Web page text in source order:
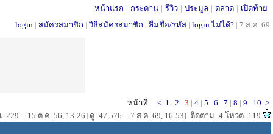
หน้าแรก | กระดาน | รีวิว | ประมูล | ตลาด | เปิดท้าย
login | สมัครสมาชิก | วิธีสมัครสมาชิก | ลืมชื่อ/รหัส | login ไม่ได้? | 7 ส.ค. 69
หน้าที่: < 1 | 2 | 3 | 4 | 5 | 6 | 7 | 8 | 9 | 10 >
229 - [15 ต.ค. 56, 13:26] ดู: 47,576 - [7 ส.ค. 69, 16:53] ติดตาม: 4 โหวต: 119